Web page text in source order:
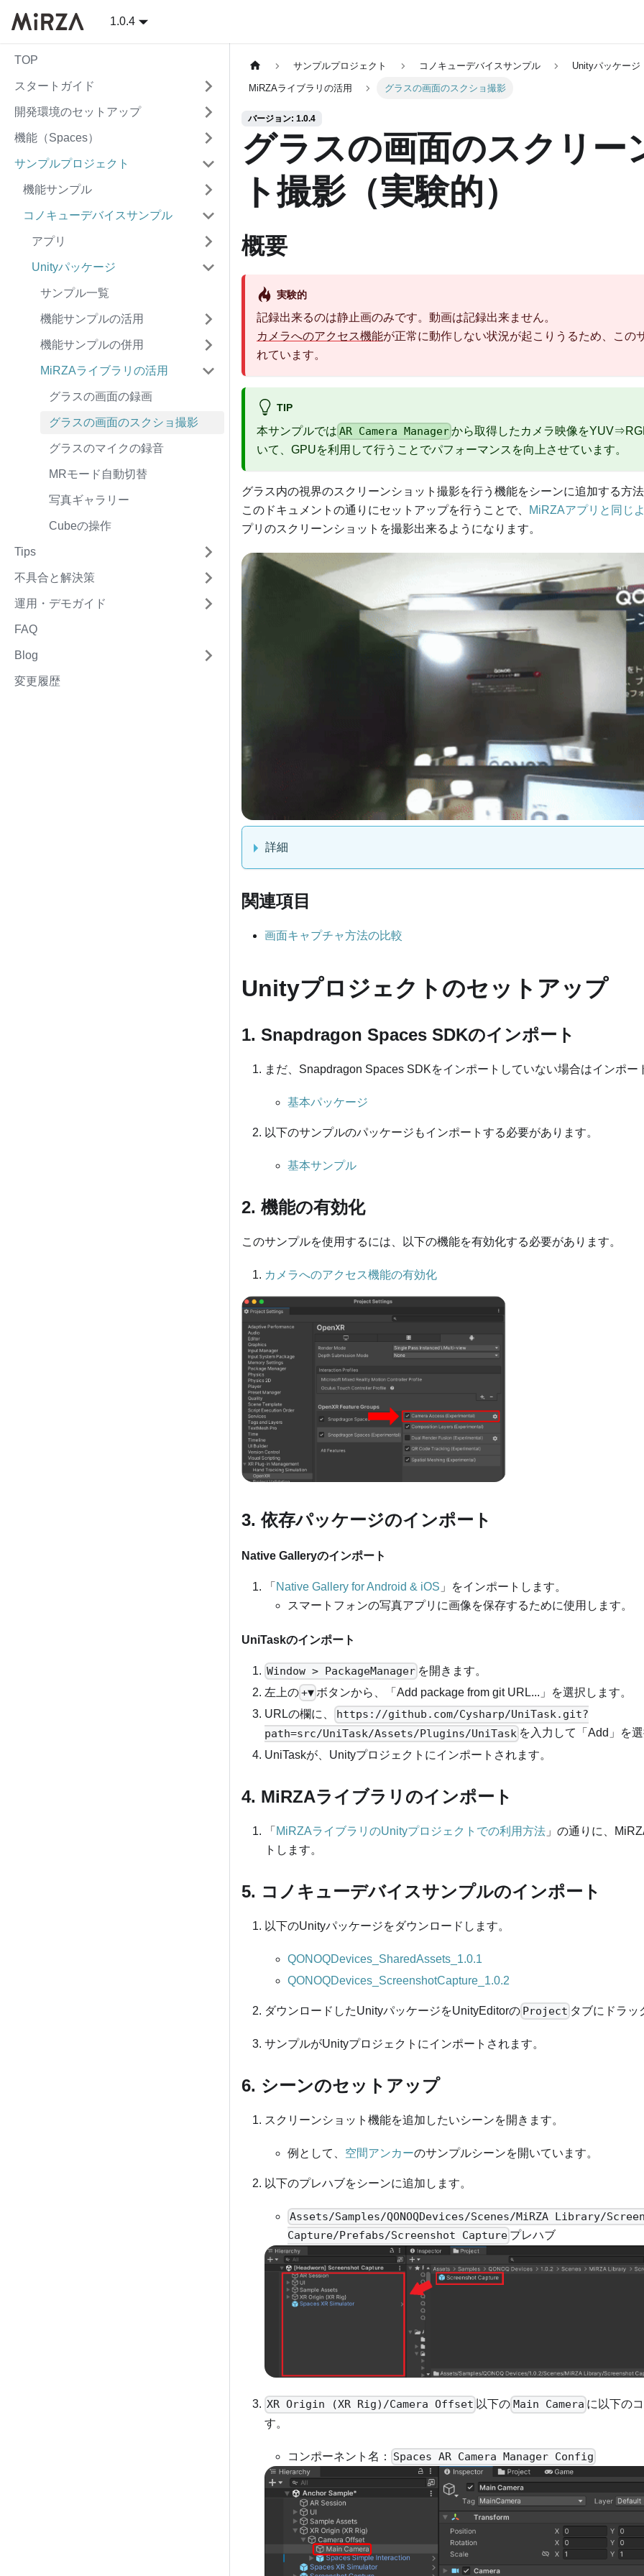
1.0.4
TOP
スタートガイド
開発環境のセットアップ
機能（Spaces）
サンプルプロジェクト
機能サンプル
コノキューデバイスサンプル
アプリ
Unityパッケージ
サンプル一覧
機能サンプルの活用
機能サンプルの併用
MiRZAライブラリの活用
グラスの画面の録画
グラスの画面のスクショ撮影
グラスのマイクの録音
MRモード自動切替
写真ギャラリー
Cubeの操作
Tips
不具合と解決策
運用・デモガイド
FAQ
Blog
変更履歴
サンプルプロジェクト コノキューデバイスサンプル Unityパッケージ
MiRZAライブラリの活用 グラスの画面のスクショ撮影
バージョン: 1.0.4
グラスの画面のスクリー
ト撮影（実験的）
概要
実験的
記録出来るのは静止画のみです。動画は記録出来ません。
カメラへのアクセス機能が正常に動作しない状況が起こりうるため、この
れています。
TIP
本サンプルでは AR Camera Managerから取得したカメラ映像を
いて、GPUを利用して行うことでパフォーマンスを向上させています。
グラス内の視界のスクリーンショット撮影を行う機能をシーンに追加する方法
このドキュメントの通りにセットアップを行うことで、
MiRZAアプリと同じ
プリのスクリーンショットを撮影出来るようになります。
詳細
関連項目
画面キャプチャ方法の比較
Unityプロジェクトのセットアップ
1. Snapdragon Spaces SDKのインポート
まだ、Snapdragon Spaces SDKをインポートしていない場合はインポー
基本パッケージ
以下のサンプルのパッケージもインポートする必要があります。
基本サンプル
2. 機能の有効化
このサンプルを使用するには、以下の機能を有効化する必要があります。
カメラへのアクセス機能の有効化
3. 依存パッケージのインポート
Native Galleryのインポート
「 Native Gallery for Android & iOS 」をインポートします。
スマートフォンの写真アプリに画像を保存するために使用します。
UniTaskのインポート
Window > PackageManager を開きます。
左上の+▼ ボタンから、「Add package from git URL...」を選択します。
URLの欄に、
https://github.com/Cysharp/UniTask.git?
path=src/UniTask/Assets/Plugins/UniTask を入力して「Add」を選
UniTaskが、Unityプロジェクトにインポートされます。
4. MiRZAライブラリのインポート
「 MiRZAライブラリのUnityプロジェクトでの利用方法 」の通りに、
トします。
5. コノキューデバイスサンプルのインポート
以下のUnityパッケージをダウンロードします。
QONOQDevices_SharedAssets_1.0.1
QONOQDevices_ScreenshotCapture_1.0.2
ダウンロードしたUnityパッケージをUnityEditorの Project タブにドラッ
サンプルがUnityプロジェクトにインポートされます。
6. シーンのセットアップ
スクリーンショット機能を追加したいシーンを開きます。
例として、 空間アンカーのサンプルシーンを開いています。
以下のプレハブをシーンに追加します。
Assets/Samples/QONOQDevices/Scenes/MiRZA Library/
Capture/Prefabs/Screenshot Capture プレハブ
XR Origin (XR Rig)/Camera Offset 以下の Main Camera に以下の
す。
コンポーネント名： Spaces AR Camera Manager Config